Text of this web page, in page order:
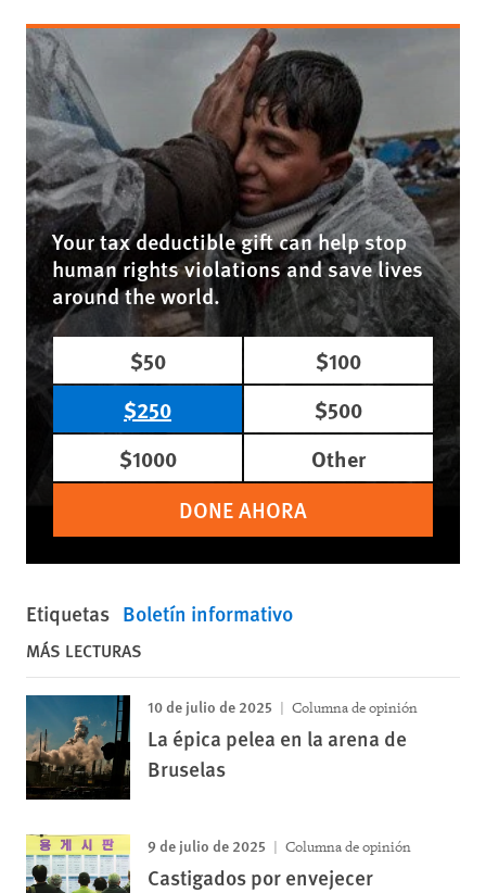
Your tax deductible gift can help stop
human rights violations and save lives
around the world.
$50
$100
$250
$500
$1000
Other
DONE AHORA
Etiquetas Boletín informativo
MÁS LECTURAS
10 de julio de 2025 Columna de opinión
La épica pelea en la arena de
Bruselas
9 de julio de 2025 Columna de opinión
Castigados por envejecer